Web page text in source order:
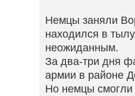
Немцы заняли
находился в
неожиданным.
За два-три дня
армии в районе
Но немцы смогли